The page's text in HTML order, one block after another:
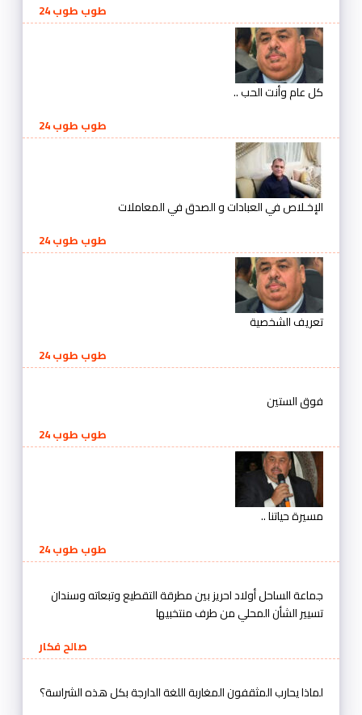
طوب طوب 24
كل عام وأنت الحب ..
طوب طوب 24
الإخـلاص في العبادات و الصدق في المعاملات
طوب طوب 24
تعريف الشخصية
طوب طوب 24
فوق الستين
طوب طوب 24
مسيرة حياتنا ..
طوب طوب 24
جماعة الساحل أولاد احريز بين مطرقة التقطيع وتبعاته وسندان
تسيير الشأن المحلي من طرف منتخبيها
صالح فكار
لماذا يحارب المثقفون المغاربة اللغة الدارجة بكل هذه الشراسة؟